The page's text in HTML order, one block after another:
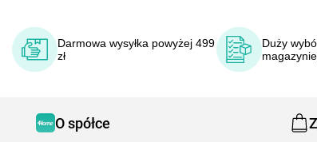
Darmowa wysyłka powyżej 499
zł
Duży
O spółce